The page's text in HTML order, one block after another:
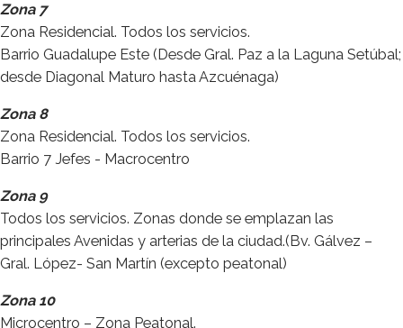
Zona 7
Zona Residencial. Todos los servicios.
Barrio Guadalupe Este (Desde Gral. Paz a la Laguna Setúbal;
desde Diagonal Maturo hasta Azcuénaga)
Zona 8
Zona Residencial. Todos los servicios.
Barrio 7 Jefes - Macrocentro
Zona 9
Todos los servicios. Zonas donde se emplazan las
principales Avenidas y arterias de la ciudad.(Bv. Gálvez –
Gral. López- San Martín (excepto peatonal)
Zona 10
Microcentro – Zona Peatonal.